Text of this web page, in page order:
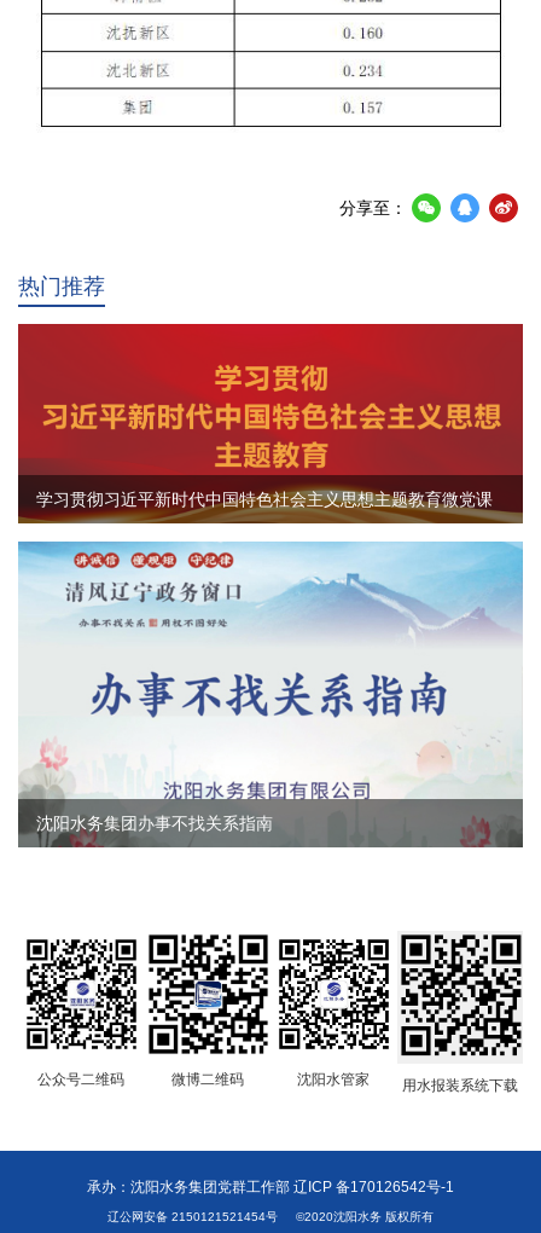
分享至：
热门推荐
学习贯彻习近平新时代中国特色社会主义思想主题教育微党课
沈阳水务集团办事不找关系指南
公众号二维码 微博二维码 沈阳水管家 用水报装系统下载
承办：沈阳水务集团党群工作部 辽ICP 备170126542号-1
辽公网安备 2150121521454号 ©2020沈阳水务 版权所有